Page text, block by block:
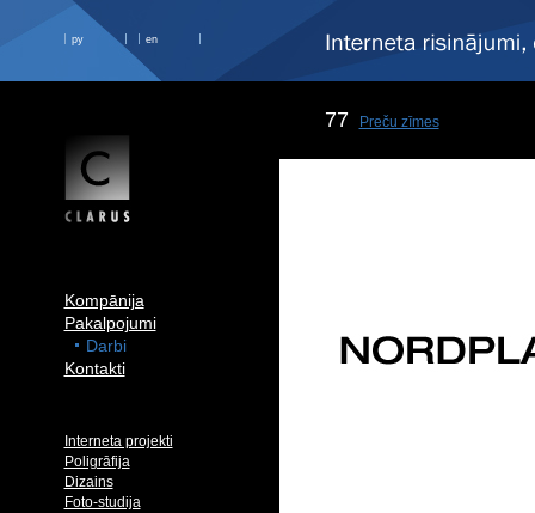
ру en
Kompānija
Pakalpojumi
Darbi
Kontakti
Interneta projekti
Poligrāfija
Dizains
Foto-studija
77 Preču zīmes